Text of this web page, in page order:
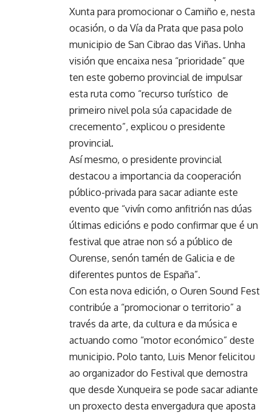
Xunta para promocionar o Camiño e, nesta
ocasión, o da Vía da Prata que pasa polo
municipio de San Cibrao das Viñas. Unha
visión que encaixa nesa “prioridade” que
ten este goberno provincial de impulsar
esta ruta como “recurso turístico de
primeiro nivel pola súa capacidade de
crecemento”, explicou o presidente
provincial.
Así mesmo, o presidente provincial
destacou a importancia da cooperación
público-privada para sacar adiante este
evento que “vivín como anfitrión nas dúas
últimas edicións e podo confirmar que é un
festival que atrae non só a público de
Ourense, senón tamén de Galicia e de
diferentes puntos de España”.
Con esta nova edición, o Ouren Sound Fest
contribúe a “promocionar o territorio” a
través da arte, da cultura e da música e
actuando como “motor económico” deste
municipio. Polo tanto, Luis Menor felicitou
ao organizador do Festival que demostra
que desde Xunqueira se pode sacar adiante
un proxecto desta envergadura que aposta